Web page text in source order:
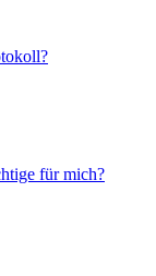
für mich?